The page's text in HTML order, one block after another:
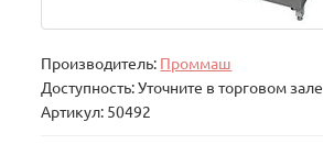
Производитель: Проммаш
Доступность: Уточните в торговом зале
Артикул: 50492